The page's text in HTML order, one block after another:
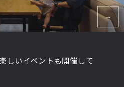
しいイベントも開催して